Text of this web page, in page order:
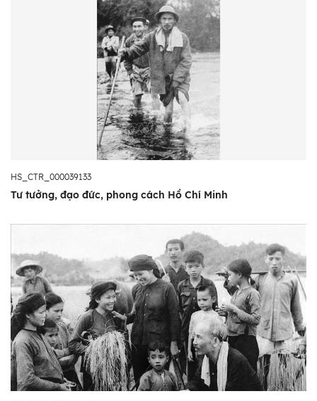
HS_CTR_000039133
Tư tưởng, đạo đức, phong cách Hồ Chí Minh